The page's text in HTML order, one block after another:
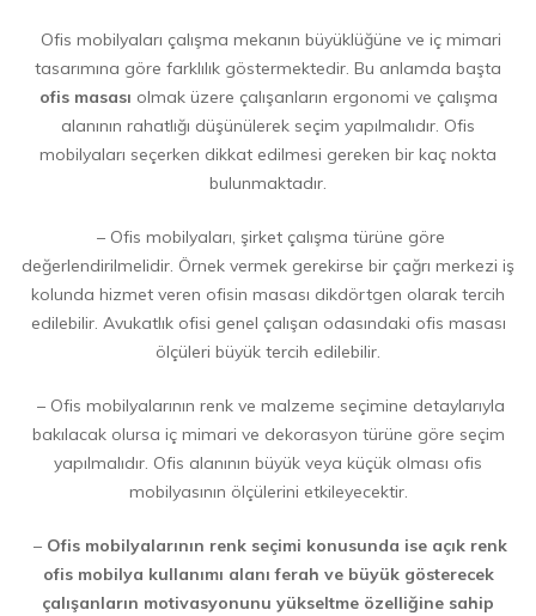
Ofis mobilyaları çalışma mekanın büyüklüğüne ve iç mimari
tasarımına göre farklılık göstermektedir. Bu anlamda başta
ofis masası olmak üzere çalışanların ergonomi ve çalışma
alanının rahatlığı düşünülerek seçim yapılmalıdır. Ofis
mobilyaları seçerken dikkat edilmesi gereken bir kaç nokta
bulunmaktadır.
– Ofis mobilyaları, şirket çalışma türüne göre
değerlendirilmelidir. Örnek vermek gerekirse bir çağrı merkezi iş
kolunda hizmet veren ofisin masası dikdörtgen olarak tercih
edilebilir. Avukatlık ofisi genel çalışan odasındaki ofis masası
ölçüleri büyük tercih edilebilir.
– Ofis mobilyalarının renk ve malzeme seçimine detaylarıyla
bakılacak olursa iç mimari ve dekorasyon türüne göre seçim
yapılmalıdır. Ofis alanının büyük veya küçük olması ofis
mobilyasının ölçülerini etkileyecektir.
– Ofis mobilyalarının renk seçimi konusunda ise açık renk
ofis mobilya kullanımı alanı ferah ve büyük gösterecek
çalışanların motivasyonunu yükseltme özelliğine sahip